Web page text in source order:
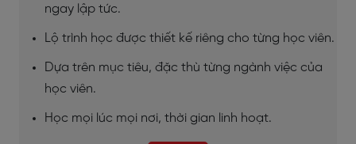
ngay lập tức.
Lộ trình học được thiết kế riêng cho từng học viên.
Dựa trên mục tiêu, đặc thù từng ngành việc của
học viên.
Học mọi lúc mọi nơi, thời gian linh hoạt.